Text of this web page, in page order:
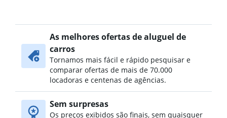
As melhores ofertas de aluguel de
carros
Tornamos mais fácil e rápido pesquisar e
comparar ofertas de mais de 70.000
locadoras e centenas de agências.
Sem surpresas
Os preços exibidos são finais, sem quaisquer